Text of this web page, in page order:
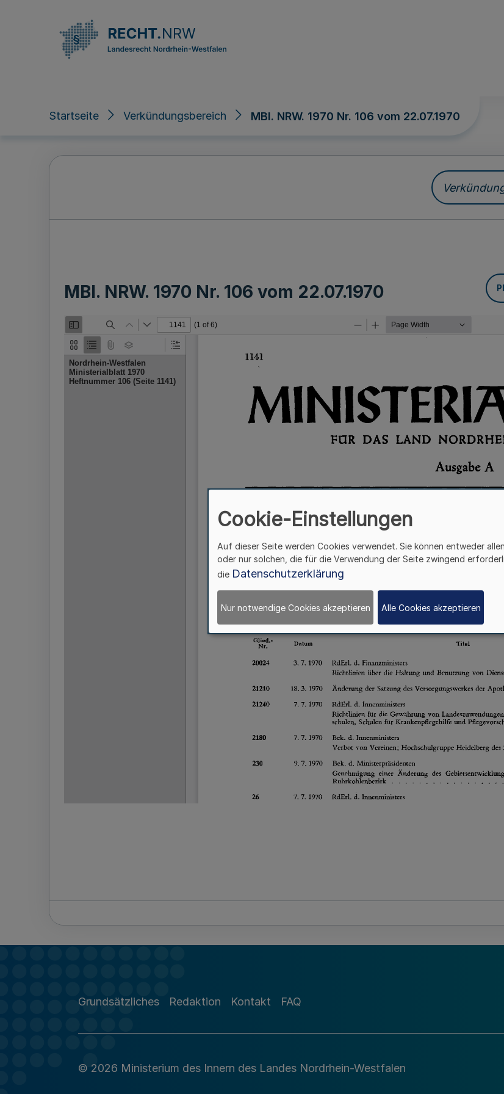
Startseite Verkündungsbereich MBl. NRW. 1970 Nr. 106 vom 22.07.1970
MBl. NRW. 1970 Nr. 106 vom 22.07.1970
Grundsätzliches Redaktion Kontakt FAQ
© 2026 Ministerium des Innern des Landes Nordrhein-Westfalen
Cookie-Einstellungen
Auf dieser Seite werden Cookies verwendet. Sie können entweder
oder nur solchen, die für die Verwendung der Seite zwingend
die Datenschutzerklärung
Nur notwendige Cookies akzeptieren Alle Cookies akzeptieren